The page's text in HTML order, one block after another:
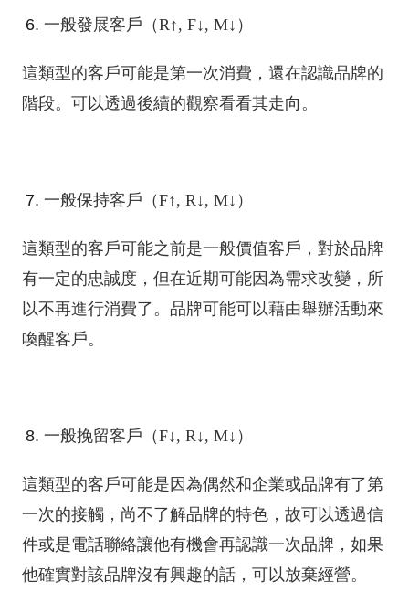
一般發展客戶（R↑, F↓, M↓）
這類型的客戶可能是第一次消費，還在認識品牌的
階段。可以透過後續的觀察看看其走向。
一般保持客戶（F↑, R↓, M↓）
這類型的客戶可能之前是一般價值客戶，對於品牌
有一定的忠誠度，但在近期可能因為需求改變，所
以不再進行消費了。品牌可能可以藉由舉辦活動來
喚醒客戶。
一般挽留客戶（F↓, R↓, M↓）
這類型的客戶可能是因為偶然和企業或品牌有了第
一次的接觸，尚不了解品牌的特色，故可以透過信
件或是電話聯絡讓他有機會再認識一次品牌，如果
他確實對該品牌沒有興趣的話，可以放棄經營。